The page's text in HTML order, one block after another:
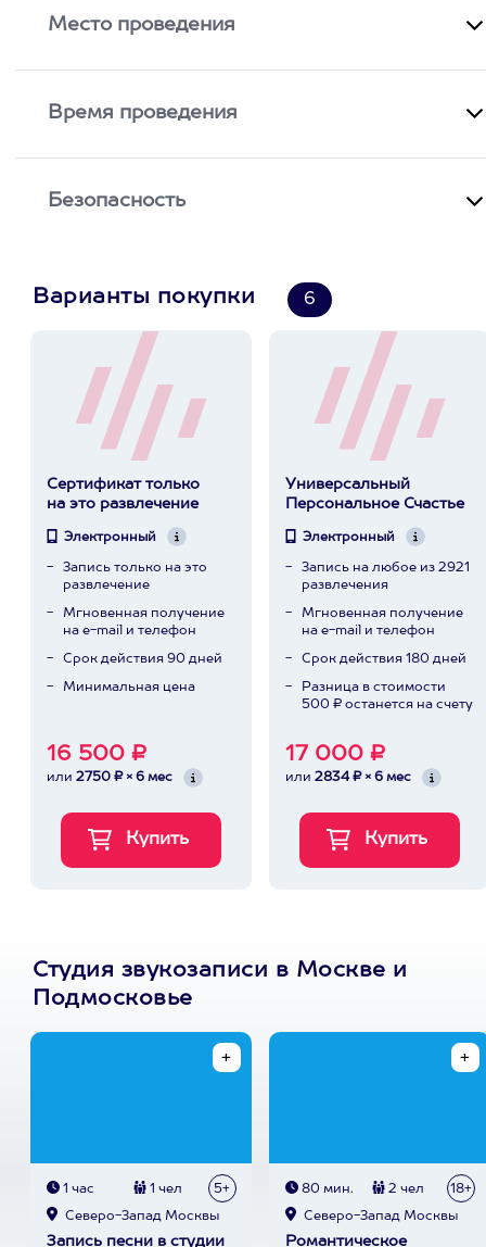
Место проведения
Время проведения
Безопасность
Варианты покупки 6
Сертификат только
на это развлечение
Электронный
Запись только на это
развлечение
Мгновенная получение
на e-mail и телефон
Срок действия 90 дней
Минимальная цена
16 500 ₽
или 2750 ₽ × 6 мес
Универсальный
Персональное Счастье
Электронный
Запись на любое из 2921
развлечения
Мгновенная получение
на e-mail и телефон
Срок действия 180 дней
Разница в стоимости
500 ₽ останется на счету
17 000 ₽
или 2834 ₽ × 6 мес
Студия звукозаписи в Москве и
Подмосковье
1 час 1 чел 5+
Северо-Запад Москвы
Запись песни в студии
80 мин. 2 чел 18+
Северо-Запад Москвы
Романтическое